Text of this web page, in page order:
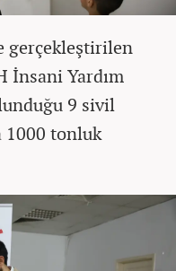
gerçekleştirilen
İnsani Yardım
9 sivil
1000 tonluk